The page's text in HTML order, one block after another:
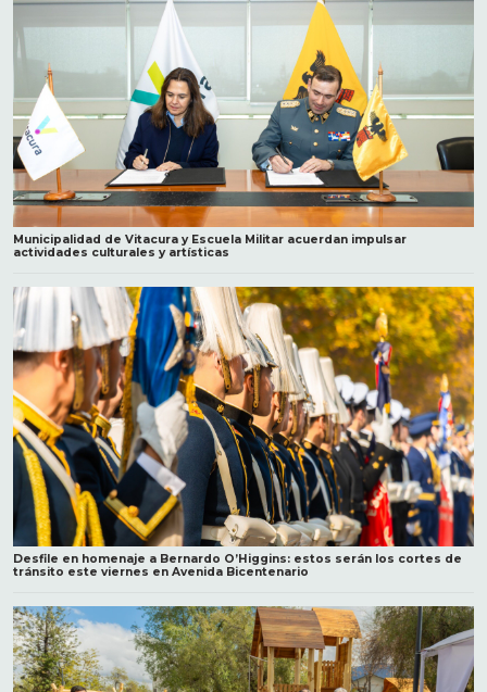
Municipalidad de Vitacura y Escuela Militar acuerdan impulsar
actividades culturales y artísticas
Desfile en homenaje a Bernardo O’Higgins: estos serán los cortes de
tránsito este viernes en Avenida Bicentenario